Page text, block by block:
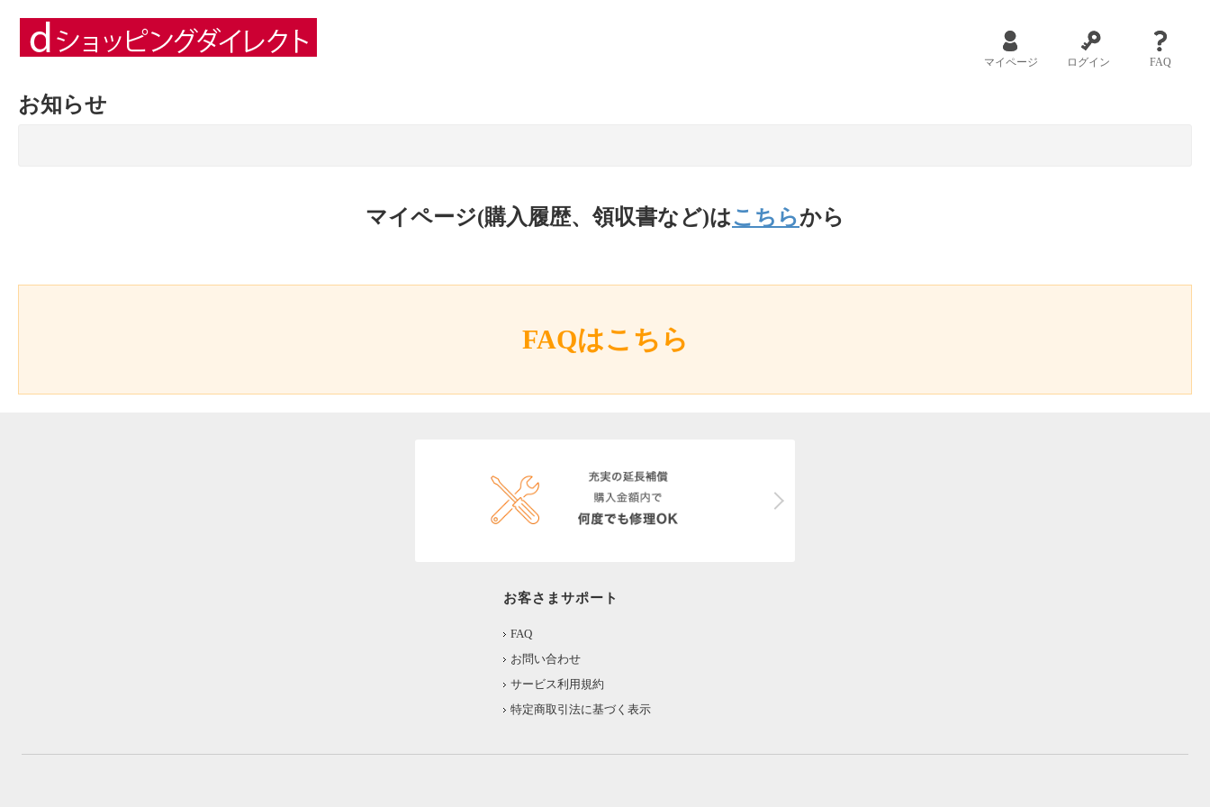
マイページ ログイン FAQ
お知らせ
マイページ(購入履歴、領収書など)はこちらから
FAQはこちら
お客さまサポート
FAQ
お問い合わせ
サービス利用規約
特定商取引法に基づく表示